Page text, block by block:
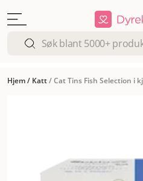
Hjem/ Katt/Cat Tins Fish Selection i